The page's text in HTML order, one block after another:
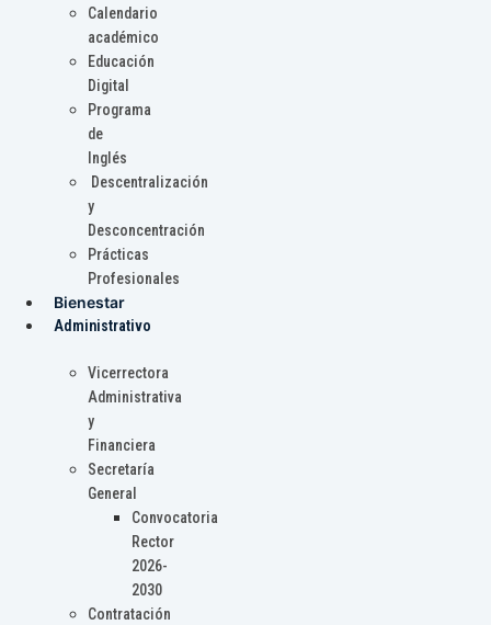
Calendario
académico
Educación
Digital
Programa
de
Inglés
Descentralización
y
Desconcentración
Prácticas
Profesionales
Bienestar
Administrativo
Vicerrectora
Administrativa
y
Financiera
Secretaría
General
Convocatoria
Rector
2026-
2030
Contratación